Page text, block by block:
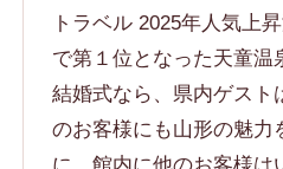
トラベル 2025年人気上
で第１位となった天童温
結婚式なら、県内ゲスト
のお客様にも山形の魅力
に。館内に他のお客様は